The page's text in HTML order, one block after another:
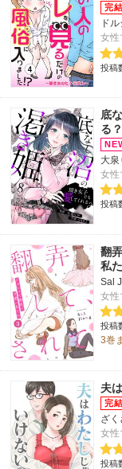
ド
女性
投稿
底
る
大泉
女性
投稿
翻
私
Sal
女性
投稿
3巻
夫
ざく
女性
投稿